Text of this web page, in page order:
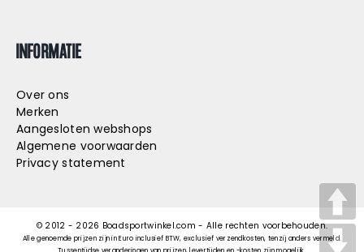
INFORMATIE
Over ons
Merken
Aangesloten webshops
Algemene voorwaarden
Privacy statement
© 2012 - 2026 Boadsportwinkel.com - Alle rechten voorbehouden.
Alle genoemde prijzen zijn in Euro inclusief BTW, exclusief verzendkosten, tenzij anders vermeld.